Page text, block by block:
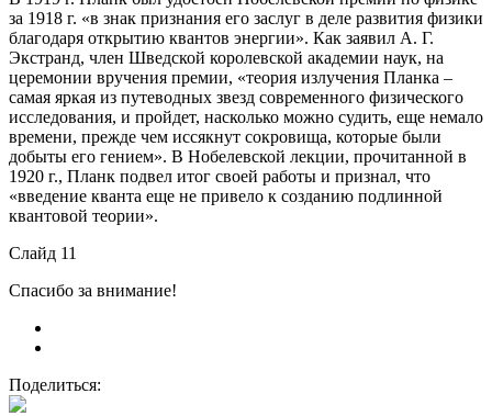
за 1918 г. «в знак признания его заслуг в деле развития физики
благодаря открытию квантов энергии». Как заявил А. Г.
Экстранд, член Шведской королевской академии наук, на
церемонии вручения премии, «теория излучения Планка –
самая яркая из путеводных звезд современного физического
исследования, и пройдет, насколько можно судить, еще немало
времени, прежде чем иссякнут сокровища, которые были
добыты его гением». В Нобелевской лекции, прочитанной в
1920 г., Планк подвел итог своей работы и признал, что
«введение кванта еще не привело к созданию подлинной
квантовой теории».
Слайд 11
Спасибо за внимание!
Поделиться: